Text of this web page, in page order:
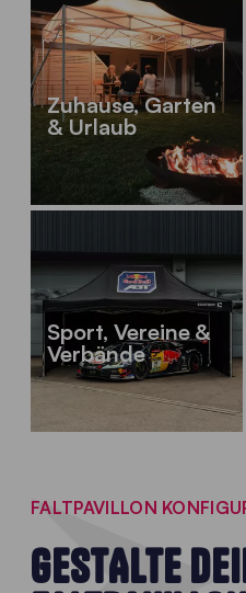
Zuhause, Garten
& Urlaub
Sport, Vereine &
Verbände
FALTPAVILLON
GESTALTE